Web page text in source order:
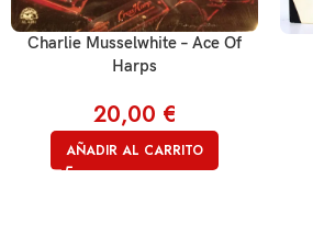
Charlie Musselwhite – Ace Of
Harps
20,00 €
AÑADIR AL CARRITO